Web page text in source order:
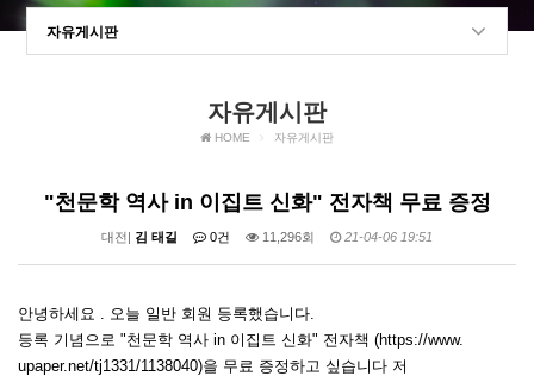
자유게시판
자유게시판
HOME 자유게시판
"천문학 역사 in 이집트 신화" 전자책 무료 증정
대전| 김 태길 0건 11,296회 21-04-06 19:51
안녕하세요 . 오늘 일반 회원 등록했습니다.
등록 기념으로 "천문학 역사 in 이집트 신화" 전자책 (https://www.
upaper.net/tj1331/1138040)을 무료 증정하고 싶습니다 저